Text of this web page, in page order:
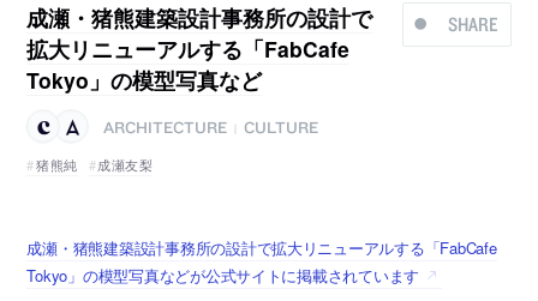
SHARE
成瀬・猪熊建築設計事務所の設計で
拡大リニューアルする「FabCafe
Tokyo」の模型写真など
ARCHITECTURE
CULTURE
猪熊純
成瀬友梨
成瀬・猪熊建築設計事務所の設計で拡大リニューアルする「FabCafe
Tokyo」の模型写真などが公式サイトに掲載されています